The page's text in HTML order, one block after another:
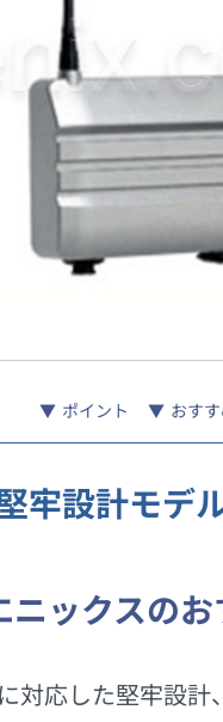
ポイント おす
牢設計モデ
ニックスの
対応した堅牢設